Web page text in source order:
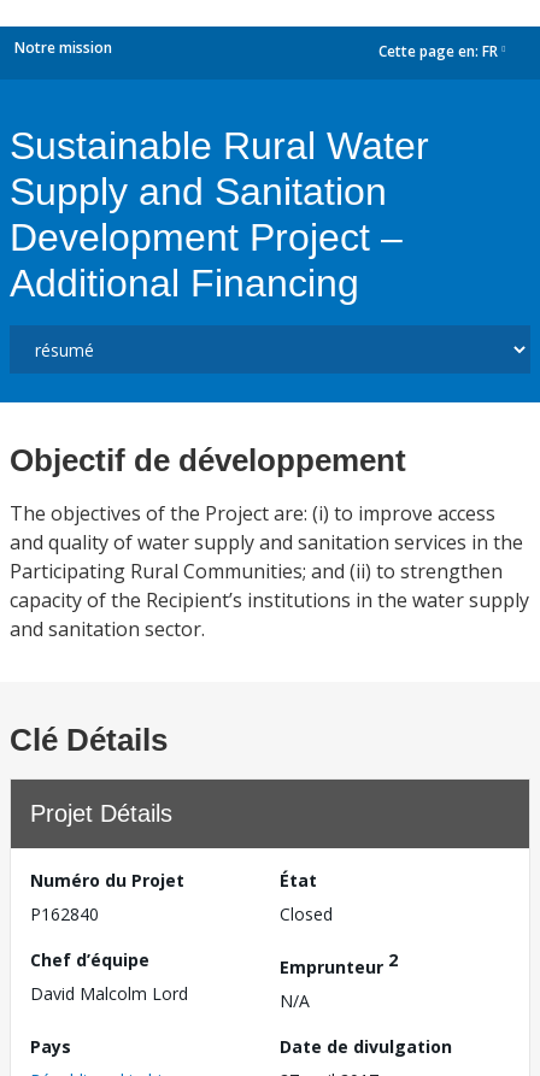
Notre mission Cette page en: FR
Sustainable Rural Water
Supply and Sanitation
Development Project –
Additional Financing
Objectif de développement
The objectives of the Project are: (i) to improve access
and quality of water supply and sanitation services in the
Participating Rural Communities; and (ii) to strengthen
capacity of the Recipient’s institutions in the water supply
and sanitation sector.
Clé Détails
Projet Détails
Numéro du Projet
P162840
État
Closed
Chef d’équipe
David Malcolm Lord
Emprunteur 2
N/A
Pays
Date de divulgation